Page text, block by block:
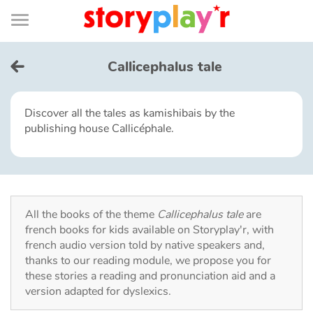
Connexion
Bibliothèque
de
page
Menu
Log in
Try for free
Library
Awards
Home
Tales and classics in french
Callicephalus tale
Discover all the tales as kamishibais by the
publishing house Callicéphale.
All the books of the theme Callicephalus taleare
french books for kids available on Storyplay'r, with
french audio version told by native speakers and,
thanks to our reading module, we propose you for
these stories a reading and pronunciation aid and a
version adapted for dyslexics.